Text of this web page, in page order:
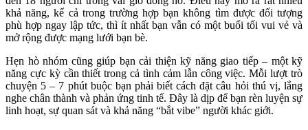
khả năng, kể cả trong trường hợp bạn không tìm được đối tượng
phù hợp ngay lập tức, thì ít nhất bạn vẫn có một buổi tối vui vẻ và
mở rộng được mạng lưới bạn bè.
Hẹn hò nhóm cũng giúp bạn cải thiện kỹ năng giao tiếp – một kỹ
năng cực kỳ cần thiết trong cả tình cảm lẫn công việc. Mỗi lượt trò
chuyện 5 – 7 phút buộc bạn phải biết cách đặt câu hỏi thú vị, lắng
nghe chân thành và phản ứng tinh tế. Đây là dịp để bạn rèn luyện sự
linh hoạt, sự quan sát và khả năng “bắt vibe” người khác giới.